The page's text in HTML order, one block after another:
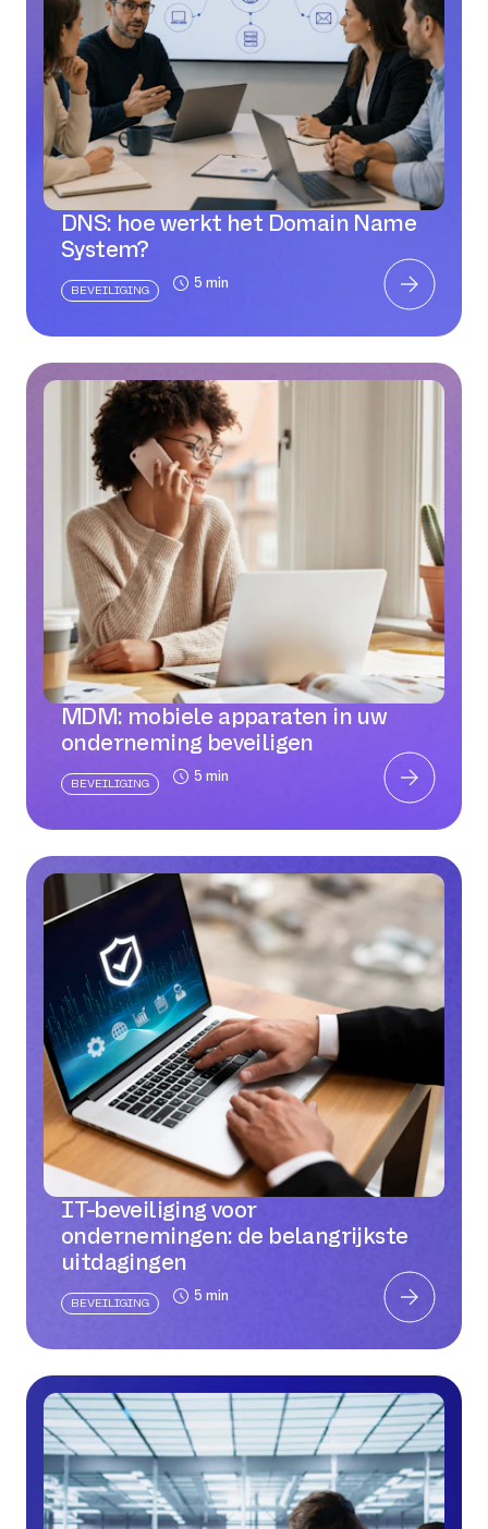
DNS: hoe werkt het Domain Name
System?
BEVEILIGING 5 min
MDM: mobiele apparaten in uw
onderneming beveiligen
BEVEILIGING 5 min
IT-beveiliging voor
ondernemingen: de belangrijkste
uitdagingen
BEVEILIGING 5 min